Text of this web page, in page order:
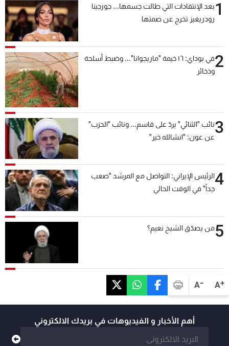
A+
A-
1بعد الإنتقادات التي طالت جسمها... جورجينا
رودريغيز تخرج عن صمتها
2
في بوداي: ١٦ خيمة "ماريجوانا"... وضبط أسلحة
وذخائر
3نائب "الثنائي" يردّ على قاسم... ونائب "الحزب"
عن عون: "انشالله خير"
4الرئيس الإيراني: التواصل مع المرشد "صعب
جداً" في الوقت الحالي
5من يصدّق الشيخ نعيم؟
أهم الأخبار و الفيديوهات في بريدك الالكتروني